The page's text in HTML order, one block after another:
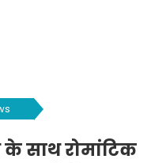
साथ रोमांटिक